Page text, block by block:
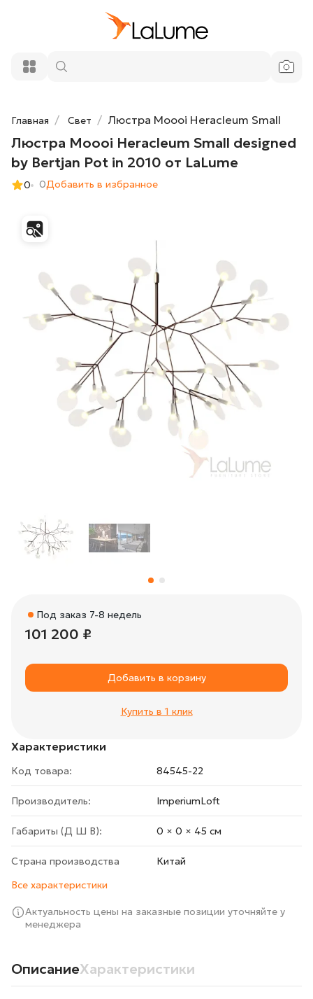
Главная Свет Люстра Moooi Heracleum Small
Люстра Moooi Heracleum Small designed
by Bertjan Pot in 2010 от LaLume
0 0Добавить в избранное
Характеристики
Код товара: 84545-22
Производитель: ImperiumLoft
Габариты (Д Ш В): 0 × 0 × 45 cм
Страна производства
Китай
Все характеристики
Актуальность цены на заказные позиции уточняйте у
менеджера
Под заказ 7-8 недель
101 200 ₽
Добавить в корзину
Купить в 1 клик
ОписаниеХарактеристики
designed by Bertjan Pot in 2010 от